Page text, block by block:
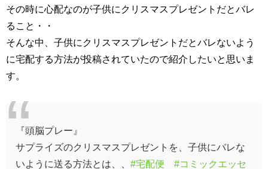
その時に心配なのが子供にクリスマスプレゼントだとバレ
ること・・
そんな中、子供にクリスマスプレゼントだとバレないよう
に宅配する方法が投稿されていたので紹介したいと思いま
す。
『頭脳プレー』
サプライズのクリスマスプレゼントを、子供にバレな
いように送る方法とは、、 #宅配便
#コミックエッセ